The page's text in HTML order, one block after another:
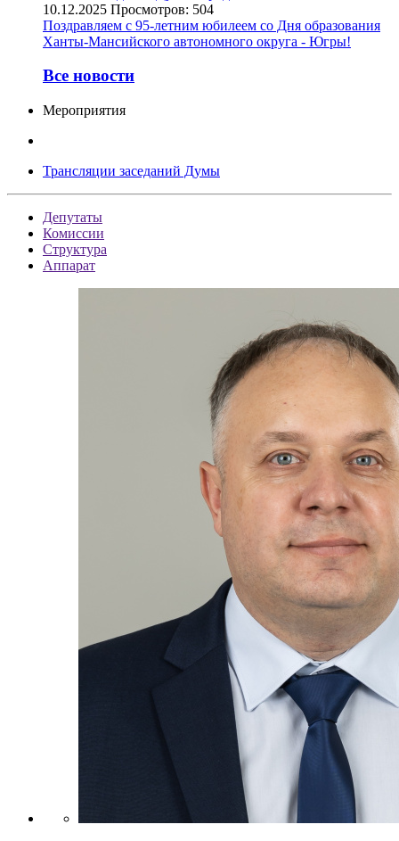
10.12.2025 Просмотров: 504
Поздравляем с 95-летним юбилеем со Дня образования
Ханты-Мансийского автономного округа - Югры!
Все новости
Мероприятия
Трансляции заседаний Думы
Депутаты
Комиссии
Структура
Аппарат